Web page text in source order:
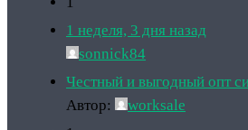
1 неделя, 3 дня назад
sonnick84
Честный и выгодный опт
Автор:
worksale